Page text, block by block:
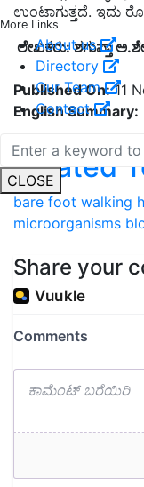
More Links
About us
Directory
Our Team
Contact
CLOSE
ಉಂಟಾಗುತ್ತದೆ. ಇದು
ಲೇಖಕರು: ಶಗುಪ್ತಾ
Published On:11
English Summary:
Related
bare foot walking
microorganisms
Share your